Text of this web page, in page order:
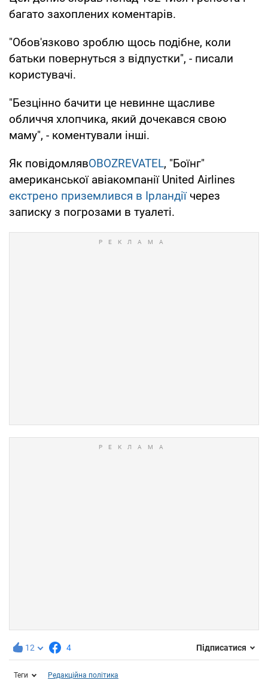
багато захоплених коментарів.
"Обов'язково зроблю щось подібне, коли
батьки повернуться з відпустки", - писали
користувачі.
"Безцінно бачити це невинне щасливе
обличчя хлопчика, який дочекався свою
маму", - коментували інші.
Як повідомлявOBOZREVATEL, "Боїнг"
американської авіакомпанії United Airlines
екстрено приземлився в Ірландіїчерез
записку з погрозами в туалеті.
12 4 Підписатися
Теги Редакційна політика